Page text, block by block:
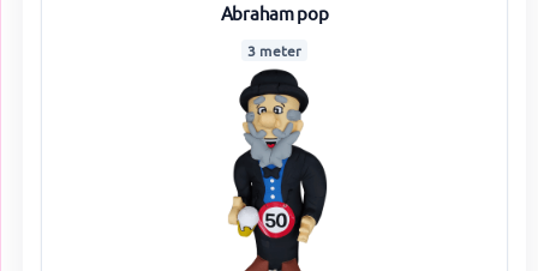
Abraham pop
3 meter